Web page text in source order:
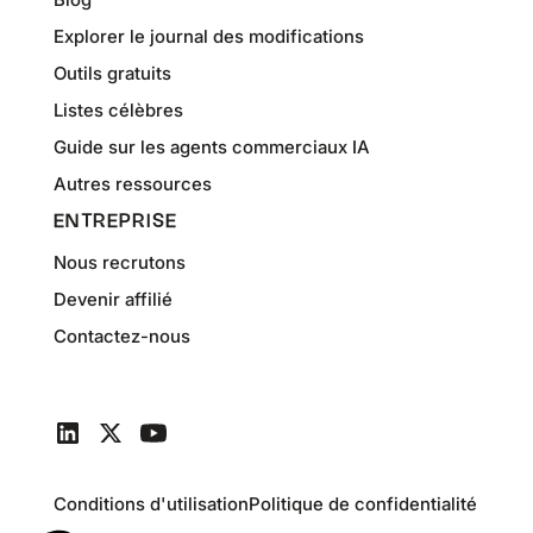
Explorer le journal des modifications
Outils gratuits
Listes célèbres
Guide sur les agents commerciaux IA
Autres ressources
ENTREPRISE
Nous recrutons
Devenir affilié
Contactez-nous
Conditions d'utilisationPolitique de confidentialité